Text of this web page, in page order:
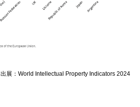
出展：World Intellectual Property Indicators 2024